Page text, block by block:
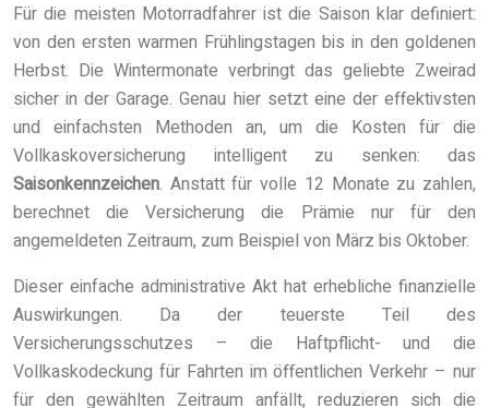
Für die meisten Motorradfahrer ist die Saison klar definiert:
von den ersten warmen Frühlingstagen bis in den goldenen
Herbst. Die Wintermonate verbringt das geliebte Zweirad
sicher in der Garage. Genau hier setzt eine der effektivsten
und einfachsten Methoden an, um die Kosten für die
Vollkaskoversicherung intelligent zu senken: das
Saisonkennzeichen. Anstatt für volle 12 Monate zu zahlen,
berechnet die Versicherung die Prämie nur für den
angemeldeten Zeitraum, zum Beispiel von März bis Oktober.
Dieser einfache administrative Akt hat erhebliche finanzielle
Auswirkungen. Da der teuerste Teil des
Versicherungsschutzes – die Haftpflicht- und die
Vollkaskodeckung für Fahrten im öffentlichen Verkehr – nur
für den gewählten Zeitraum anfällt, reduzieren sich die